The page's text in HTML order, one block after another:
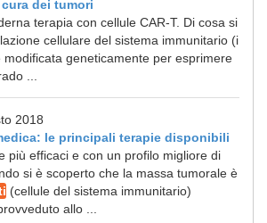
dei tumori
terapia con cellule CAR-T. Di cosa si
cellulare del sistema immunitario (i
modificata geneticamente per esprimere
...
2018
le principali terapie disponibili
più efficaci e con un profilo migliore di
si è scoperto che la massa tumorale è
(cellule del sistema immunitario)
allo ...